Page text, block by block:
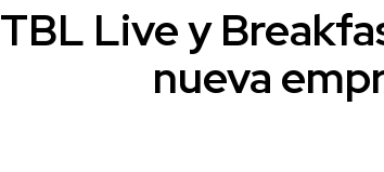
TBL Live y
nueva